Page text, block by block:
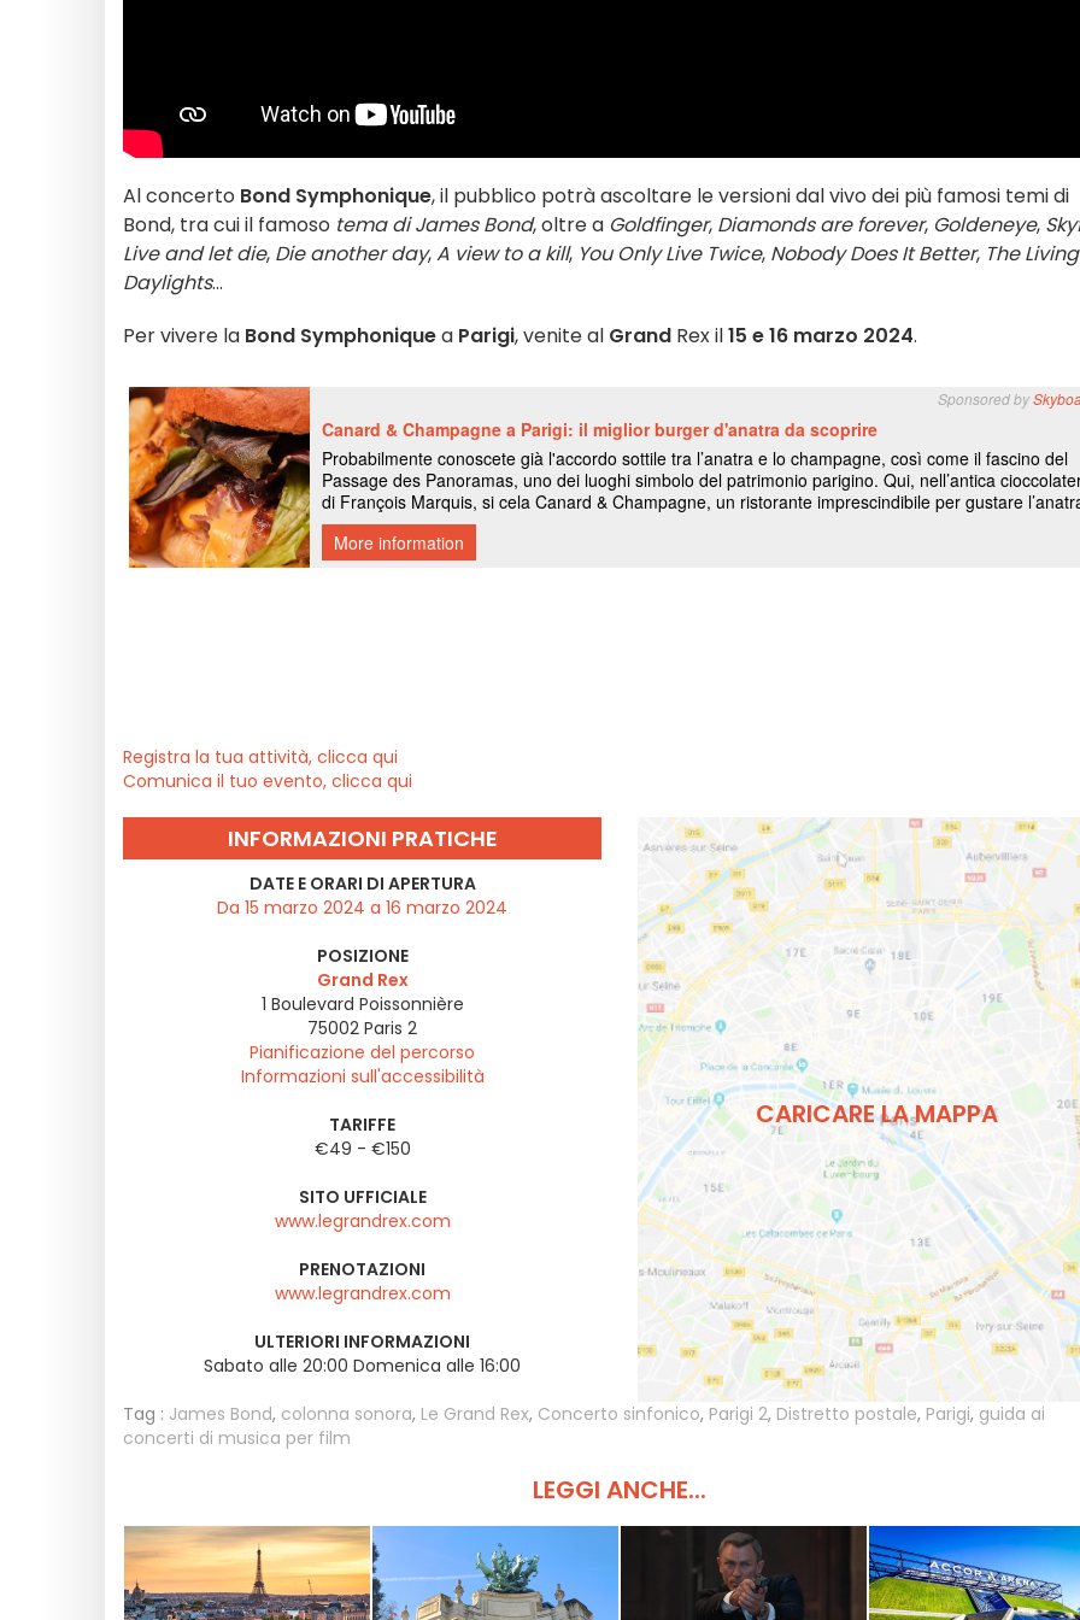
Al concerto Bond Symphonique, il pubblico potrà ascoltare le versioni dal vivo dei più famosi temi di
Bond, tra cui il famoso tema di James Bond, oltre a Goldfinger, Diamonds are forever, Goldeneye,
Live and let die, Die another day,A view to a kill, You Only Live Twice, Nobody Does It Better, The Living
Daylights...
Per vivere la Bond Symphoniquea Parigi, venite al Grand Rex il15 e 16 marzo 2024.
Registra la tua attività, clicca qui
Comunica il tuo evento, clicca qui
INFORMAZIONI PRATICHE
DATE E ORARI DI APERTURA
Da 15 marzo 2024 a 16 marzo 2024
POSIZIONE
Grand Rex
1 Boulevard Poissonnière
75002 Paris 2
Pianificazione del percorso
Informazioni sull'accessibilità
TARIFFE
€49 - €150
SITO UFFICIALE
www.legrandrex.com
PRENOTAZIONI
www.legrandrex.com
ULTERIORI INFORMAZIONI
Sabato alle 20:00 Domenica alle 16:00
CARICARE LA MAPPA
Tag : James Bond, colonna sonora, Le Grand Rex, Concerto sinfonico, Parigi 2, Distretto postale, Parigi, guida ai
concerti di musica per film
LEGGI ANCHE...